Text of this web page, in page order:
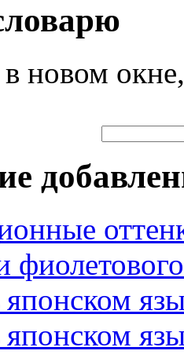
новом
японском
японском